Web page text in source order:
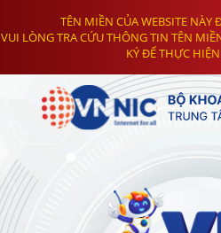
TÊN MIỀN CỦA WEBSITE NÀY
VUI LÒNG TRA CỨU THÔNG TIN TÊN
KÝ ĐỂ THỰC